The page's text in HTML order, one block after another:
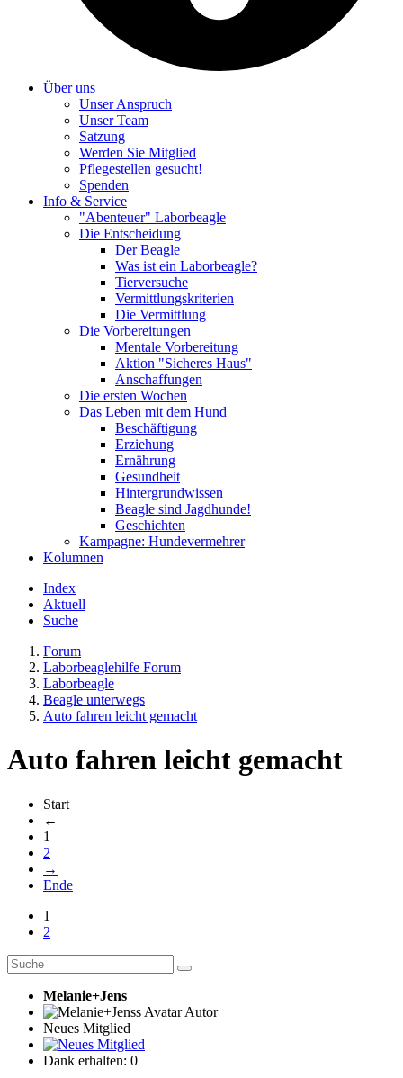
Über uns
Unser Anspruch
Unser Team
Satzung
Werden Sie Mitglied
Pflegestellen gesucht!
Spenden
Info & Service
"Abenteuer" Laborbeagle
Die Entscheidung
Der Beagle
Was ist ein Laborbeagle?
Tierversuche
Vermittlungskriterien
Die Vermittlung
Die Vorbereitungen
Mentale Vorbereitung
Aktion "Sicheres Haus"
Anschaffungen
Die ersten Wochen
Das Leben mit dem Hund
Beschäftigung
Erziehung
Ernährung
Gesundheit
Hintergrundwissen
Beagle sind Jagdhunde!
Geschichten
Kampagne: Hundevermehrer
Kolumnen
Index
Aktuell
Suche
Forum
Laborbeaglehilfe Forum
Laborbeagle
Beagle unterwegs
Auto fahren leicht gemacht
Auto fahren leicht gemacht
Start
←
1
2
→
Ende
1
2
Melanie+Jens
Autor
Neues Mitglied
Dank erhalten: 0